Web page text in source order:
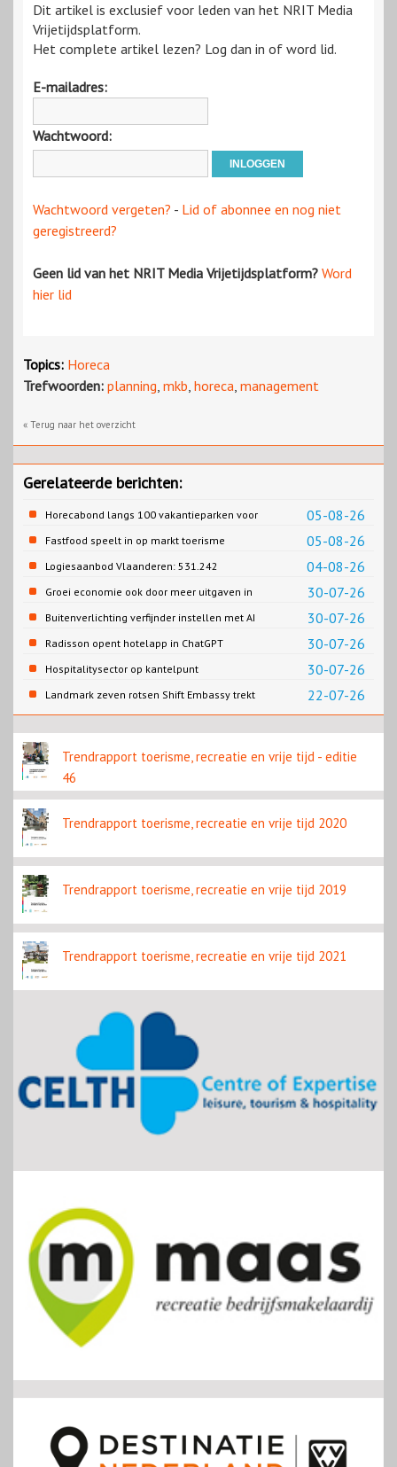
Dit artikel is exclusief voor leden van het NRIT Media
Vrijetijdsplatform.
Het complete artikel lezen? Log dan in of word lid.
E-mailadres:
Wachtwoord:
Wachtwoord vergeten? - Lid of abonnee en nog niet
geregistreerd?
Geen lid van het NRIT Media Vrijetijdsplatform? Word
hier lid
Topics: Horeca
Trefwoorden: planning, mkb, horeca, management
« Terug naar het overzicht
Gerelateerde berichten:
05-08-26
Horecabond langs 100 vakantieparken voor
Cao-recreatie
05-08-26
Fastfood speelt in op markt toerisme
04-08-26
Logiesaanbod Vlaanderen: 531.242
slaapplaatsen
30-07-26
Groei economie ook door meer uitgaven in
horeca
30-07-26
Buitenverlichting verfijnder instellen met AI
30-07-26
Radisson opent hotelapp in ChatGPT
30-07-26
Hospitalitysector op kantelpunt
22-07-26
Landmark zeven rotsen Shift Embassy trekt
naar verwachting honderdduizenden
bezoekers
Trendrapport toerisme, recreatie en vrije tijd - editie
46
Trendrapport toerisme, recreatie en vrije tijd 2020
Trendrapport toerisme, recreatie en vrije tijd 2019
Trendrapport toerisme, recreatie en vrije tijd 2021